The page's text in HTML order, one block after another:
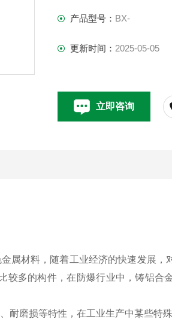
产品型号： BX-
更新时间： 2025-05-05
立即咨询
属材料，随着工业经济的快速发展，
较多的构件，在防爆行业中，铸铝合
耐磨损等特性，在工业生产中某些特